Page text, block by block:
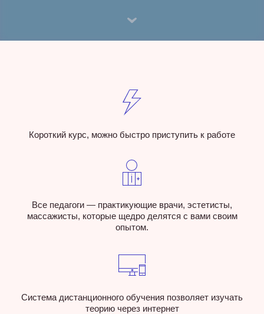
Короткий курс, можно быстро приступить к работе
Все педагоги — практикующие врачи, эстетисты,
массажисты, которые щедро делятся с вами своим
опытом.
Система дистанционного обучения позволяет изучать
теорию через интернет